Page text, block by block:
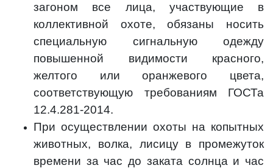
загоном все лица, участвующие в
коллективной охоте, обязаны носить
специальную сигнальную одежду
повышенной видимости красного,
желтого или оранжевого цвета,
соответствующую требованиям ГОСТа
12.4.281-2014.
При осуществлении охоты на копытных
животных, волка, лисицу в промежуток
времени за час до заката солнца и час